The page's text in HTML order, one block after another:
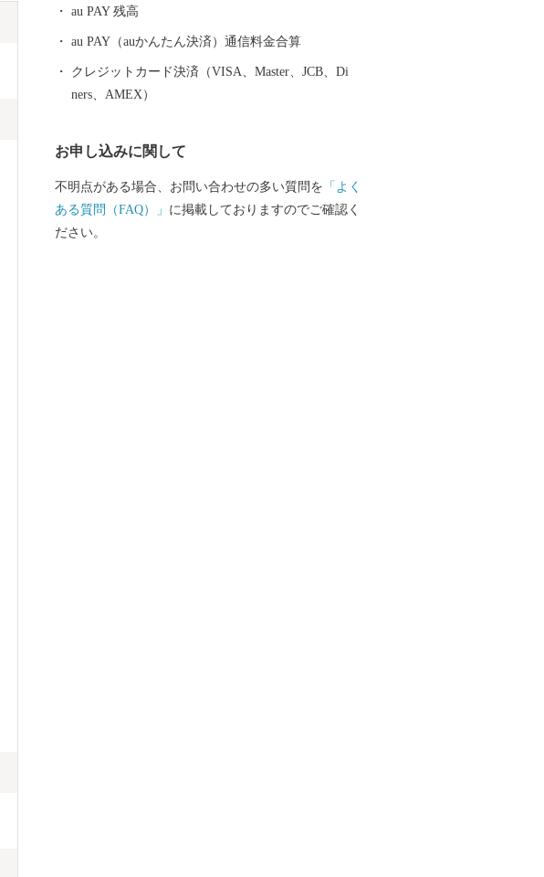
品であった磁器を広く普及させるとともに、食文化に
も大きな影響を与えたといわれています。 そして近年
においても、日本の食卓を彩るおしゃれで機能的な日
など、ここでは紹介しきれません。長崎へお越しの際
au PAY 残高
au PAY（auかんたん決済）通信料金合算
クレジットカード決済（VISA、Master、JCB、Di
ners、AMEX）
お申し込みに関して
不明点がある場合、お問い合わせの多い質問を 「よく
ある質問（FAQ）」 に掲載しておりますのでご確認く
ださい。